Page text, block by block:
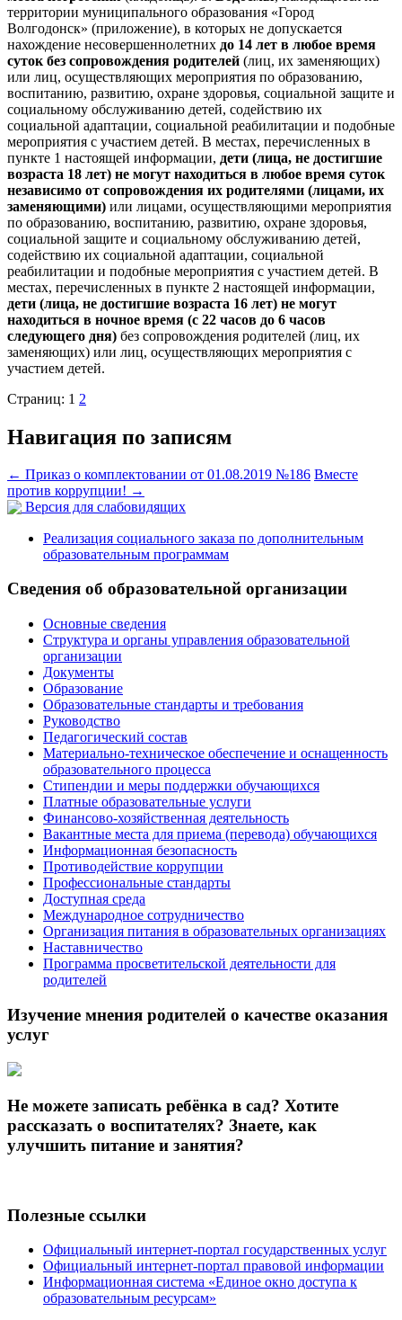
территории муниципального образования «Город
Волгодонск» (приложение), в которых не допускается
нахождение несовершеннолетних до 14 лет в любое время
суток без сопровождения родителей (лиц, их заменяющих)
или лиц, осуществляющих мероприятия по образованию,
воспитанию, развитию, охране здоровья, социальной защите и
социальному обслуживанию детей, содействию их
социальной адаптации, социальной реабилитации и подобные
мероприятия с участием детей. В местах, перечисленных в
пункте 1 настоящей информации, дети (лица, не достигшие
возраста 18 лет) не могут находиться в любое время суток
независимо от сопровождения их родителями (лицами, их
заменяющими) или лицами, осуществляющими мероприятия
по образованию, воспитанию, развитию, охране здоровья,
социальной защите и социальному обслуживанию детей,
содействию их социальной адаптации, социальной
реабилитации и подобные мероприятия с участием детей. В
местах, перечисленных в пункте 2 настоящей информации,
дети (лица, не достигшие возраста 16 лет) не могут
находиться в ночное время (с 22 часов до 6 часов
следующего дня) без сопровождения родителей (лиц, их
заменяющих) или лиц, осуществляющих мероприятия с
участием детей.
Страниц: 1 2
Навигация по записям
← Приказ о комплектовании от 01.08.2019 №186 Вместе
против коррупции! →
Версия для слабовидящих
Реализация социального заказа по дополнительным
образовательным программам
Сведения об образовательной организации
Основные сведения
Структура и органы управления образовательной
организации
Документы
Образование
Образовательные стандарты и требования
Руководство
Педагогический состав
Материально-техническое обеспечение и оснащенность
образовательного процесса
Стипендии и меры поддержки обучающихся
Платные образовательные услуги
Финансово-хозяйственная деятельность
Вакантные места для приема (перевода) обучающихся
Информационная безопасность
Противодействие коррупции
Профессиональные стандарты
Доступная среда
Международное сотрудничество
Организация питания в образовательных организациях
Наставничество
Программа просветительской деятельности для
родителей
Изучение мнения родителей о качестве оказания
услуг
Не можете записать ребёнка в сад? Хотите
рассказать о воспитателях? Знаете, как
улучшить питание и занятия?
Полезные ссылки
Официальный интернет-портал государственных услуг
Официальный интернет-портал правовой информации
Информационная система «Единое окно доступа к
образовательным ресурсам»